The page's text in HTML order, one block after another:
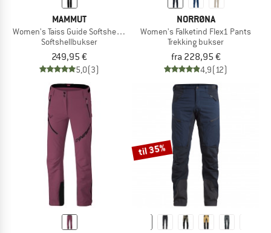
MAMMUT
Women's Taiss Guide Softshell Pants
Softshellbukser
249,95 €
5,0(3)
NORRØNA
Women's Falketind Flex1 Pants
Trekking bukser
fra 228,95 €
4,9(12)
til 35%